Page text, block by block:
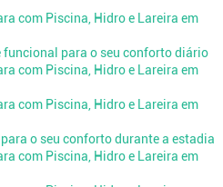
para o seu conforto diário
o seu conforto durante a estadia